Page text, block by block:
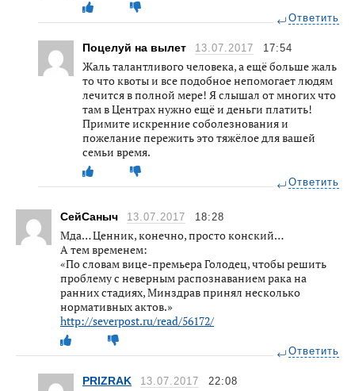
Ответить
Поцелуй на вылет 13.07.2017 17:54
Жаль талантливого человека, а ещё больше жаль
то что квоты и все подобное непомогает людям
лечится в полной мере! Я слышал от многих что
там в Центрах нужно ещё и деньги платить!
Примите искренние соболезнования и
пожелание пережить это тяжёлое для вашей
семьи время.
Ответить
СейСаныч 13.07.2017 18:28
Мда… Ценник, конечно, просто конский…
А тем временем:
«По словам вице-премьера Голодец, чтобы решить
проблему с неверным распознаванием рака на
ранних стадиях, Минздрав принял несколько
нормативных актов.»
http://severpost.ru/read/56172/
Ответить
PRIZRAK 13.07.2017 22:08